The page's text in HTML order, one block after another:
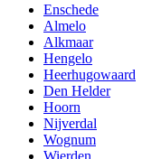
Enschede
Almelo
Alkmaar
Hengelo
Heerhugowaard
Den Helder
Hoorn
Nijverdal
Wognum
Wierden